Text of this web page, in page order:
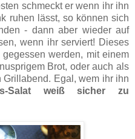
schmeckt er wenn ihr ihn
ruhen lässt, so können sich
- dann aber wieder auf
wenn ihr serviert! Dieses
werden, mit einem
Brot, oder auch als
Egal, wem ihr ihn
Salat weiß sicher zu